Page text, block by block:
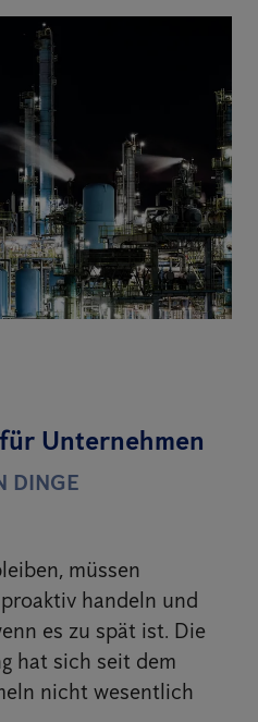
Unternehmen
DINGE
müssen
handeln und
es zu spät ist. Die
hat sich seit dem
nicht wesentlich